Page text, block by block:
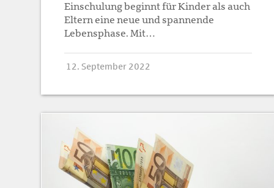
Einschulung beginnt für Kinder als auch
Eltern eine neue und spannende
Lebensphase. Mit…
12. September 2022